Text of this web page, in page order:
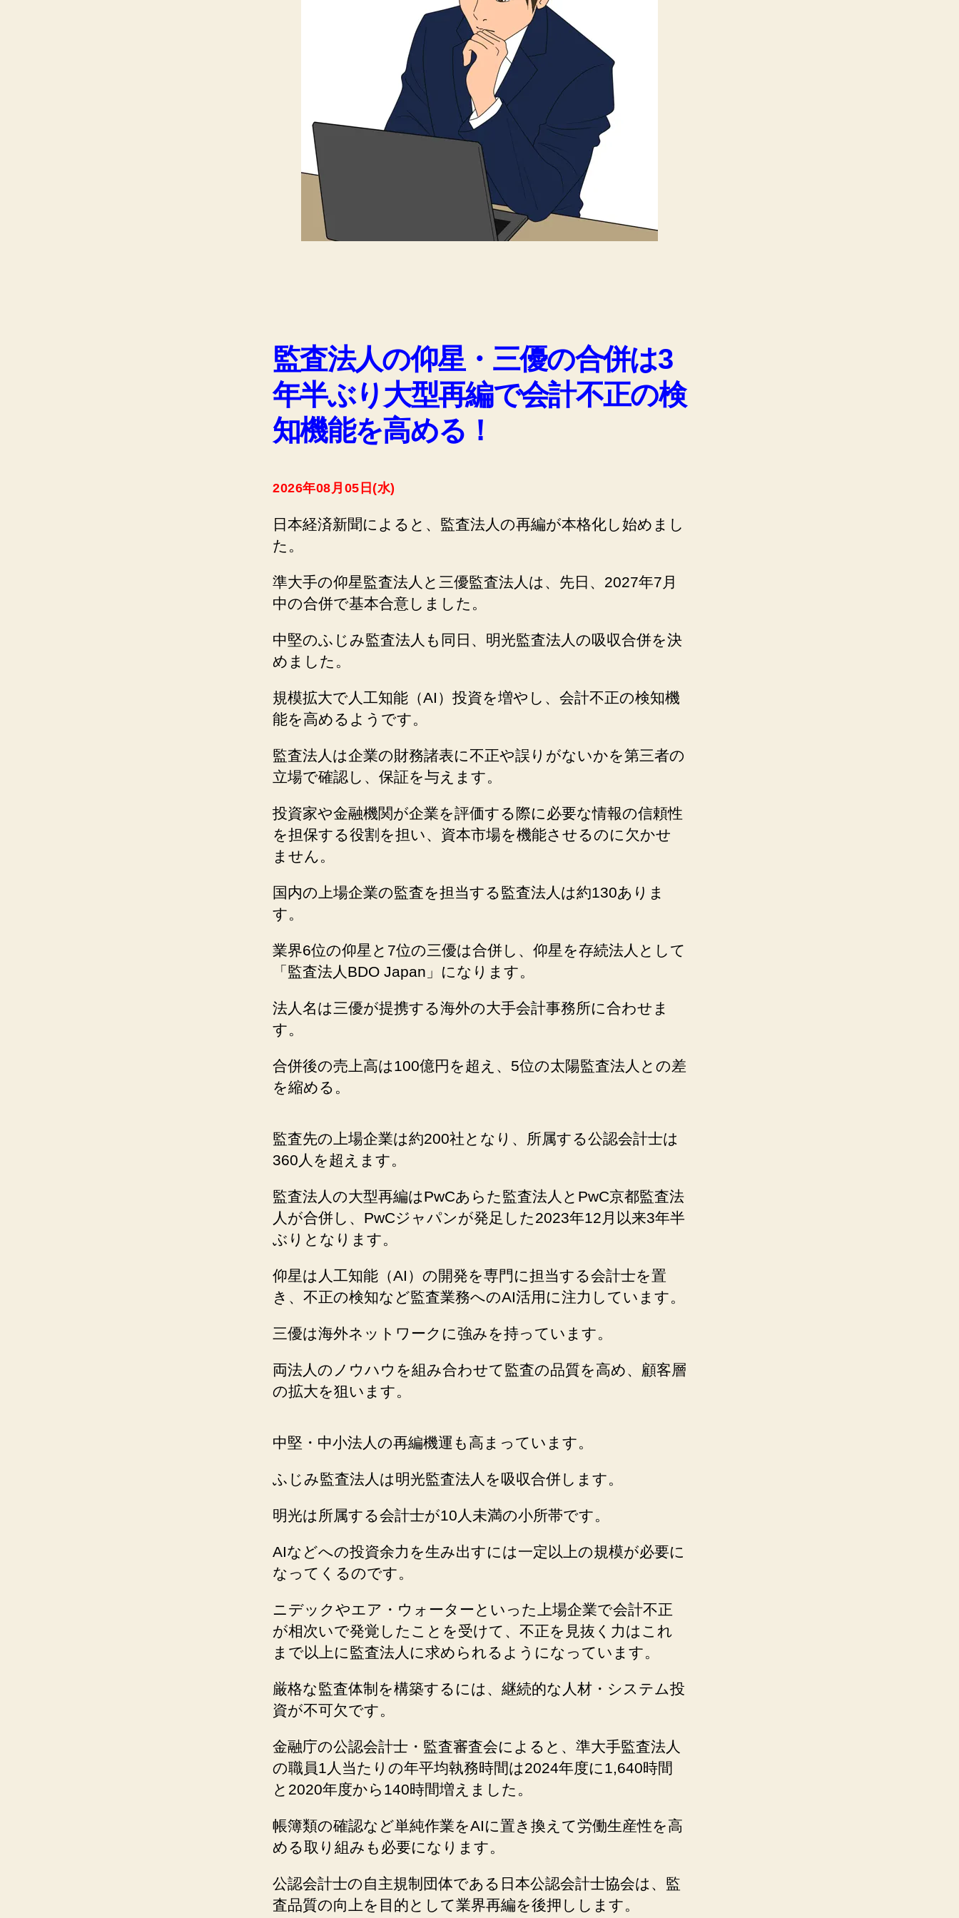
監査法人の仰星・三優の合併は3
年半ぶり大型再編で会計不正の検
知機能を高める！
2026年08月05日(水)
日本経済新聞によると、監査法人の再編が本格化し始めまし
た。
準大手の仰星監査法人と三優監査法人は、先日、2027年7月
中の合併で基本合意しました。
中堅のふじみ監査法人も同日、明光監査法人の吸収合併を決
めました。
規模拡大で人工知能（AI）投資を増やし、会計不正の検知機
能を高めるようです。
監査法人は企業の財務諸表に不正や誤りがないかを第三者の
立場で確認し、保証を与えます。
投資家や金融機関が企業を評価する際に必要な情報の信頼性
を担保する役割を担い、資本市場を機能させるのに欠かせ
ません。
国内の上場企業の監査を担当する監査法人は約130ありま
す。
業界6位の仰星と7位の三優は合併し、仰星を存続法人として
「監査法人BDO Japan」になります。
法人名は三優が提携する海外の大手会計事務所に合わせま
す。
合併後の売上高は100億円を超え、5位の太陽監査法人との差
を縮める。
監査先の上場企業は約200社となり、所属する公認会計士は
360人を超えます。
監査法人の大型再編はPwCあらた監査法人とPwC京都監査法
人が合併し、PwCジャパンが発足した2023年12月以来3年半
ぶりとなります。
仰星は人工知能（AI）の開発を専門に担当する会計士を置
き、不正の検知など監査業務へのAI活用に注力しています。
三優は海外ネットワークに強みを持っています。
両法人のノウハウを組み合わせて監査の品質を高め、顧客層
の拡大を狙います。
中堅・中小法人の再編機運も高まっています。
ふじみ監査法人は明光監査法人を吸収合併します。
明光は所属する会計士が10人未満の小所帯です。
AIなどへの投資余力を生み出すには一定以上の規模が必要に
なってくるのです。
ニデックやエア・ウォーターといった上場企業で会計不正
が相次いで発覚したことを受けて、不正を見抜く力はこれ
まで以上に監査法人に求められるようになっています。
厳格な監査体制を構築するには、継続的な人材・システム投
資が不可欠です。
金融庁の公認会計士・監査審査会によると、準大手監査法人
の職員1人当たりの年平均執務時間は2024年度に1,640時間
と2020年度から140時間増えました。
帳簿類の確認など単純作業をAIに置き換えて労働生産性を高
める取り組みも必要になります。
公認会計士の自主規制団体である日本公認会計士協会は、監
査品質の向上を目的として業界再編を後押しします。